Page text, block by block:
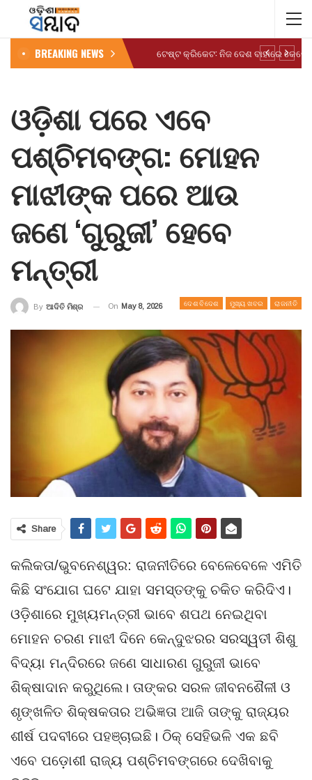
BREAKING NEWS
ଓଡ଼ିଶା ପରେ ଏବେ
ପଶ୍ଚିମବଙ୍ଗ: ମୋହନ
ମାଝୀଙ୍କ ପରେ ଆଉ
ଜଣେ ‘ଗୁରୁଜୀ’ ହେବେ
ମନ୍ତ୍ରୀ
ଦେଶ ବିଦେଶ ମୁଖ୍ୟ ଖବର ରାଜନୀତି
By ଆଦିତି ମିଶ୍ର On May 8, 2026
Share
କଲିକତା/ଭୁବନେଶ୍ୱର: ରାଜନୀତିରେ ବେଳେବେଳେ ଏମିତି
କିଛି ସଂଯୋଗ ଘଟେ ଯାହା ସମସ୍ତଙ୍କୁ ଚକିତ କରିଦିଏ।
ଓଡ଼ିଶାରେ ମୁଖ୍ୟମନ୍ତ୍ରୀ ଭାବେ ଶପଥ ନେଇଥିବା
ମୋହନ ଚରଣ ମାଝୀ ଦିନେ କେନ୍ଦୁଝରର ସରସ୍ୱତୀ ଶିଶୁ
ବିଦ୍ୟା ମନ୍ଦିରରେ ଜଣେ ସାଧାରଣ ଗୁରୁଜୀ ଭାବେ
ଶିକ୍ଷାଦାନ କରୁଥିଲେ। ତାଙ୍କର ସରଳ ଜୀବନଶୈଳୀ ଓ
ଶୃଙ୍ଖଳିତ ଶିକ୍ଷକତାର ଅଭିଜ୍ଞତା ଆଜି ତାଙ୍କୁ ରାଜ୍ୟର
ଶୀର୍ଷ ପଦବୀରେ ପହଞ୍ଚାଇଛି। ଠିକ୍ ସେହିଭଳି ଏକ ଛବି
ଏବେ ପଡ଼ୋଶୀ ରାଜ୍ୟ ପଶ୍ଚିମବଙ୍ଗରେ ଦେଖିବାକୁ